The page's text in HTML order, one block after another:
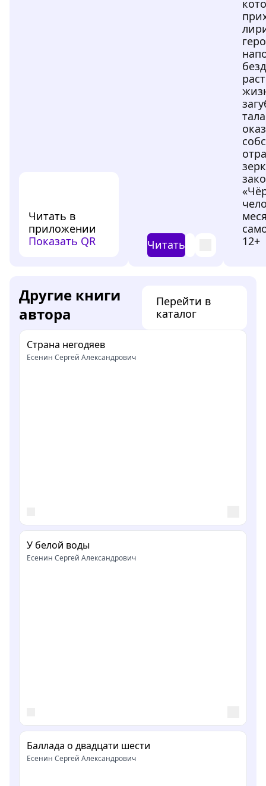
Читать в
приложении
Показать QR
Читать
12+
Другие книги
автора
Перейти в
каталог
Страна негодяев
Есенин Сергей Александрович
У белой воды
Есенин Сергей Александрович
Баллада о двадцати шести
Есенин Сергей Александрович